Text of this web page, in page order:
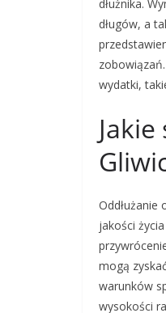
dłużnika.
długów, a
wydatki,
Oddłużanie
jakości
mogą
warunków
wysokości